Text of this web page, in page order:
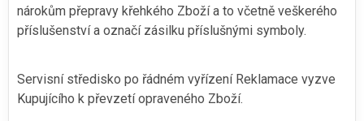
nárokům přepravy křehkého Zboží a to včetně veškerého
příslušenství a označí zásilku příslušnými symboly.
Servisní středisko po řádném vyřízení Reklamace vyzve
Kupujícího k převzetí opraveného Zboží.